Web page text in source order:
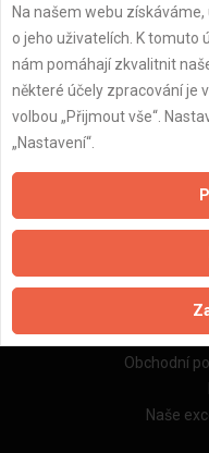
ZPĚT
Aktualizováno z
Naše
Zpracování
Zásady pro
Obchodní
Obchodní
Naše
Na našem webu
o jeho uživatelích. K tomuto
nám pomáhají zkvalitnit
některé účely zpracování je
volbou „Přijmout vše“.
„Nastavení“.